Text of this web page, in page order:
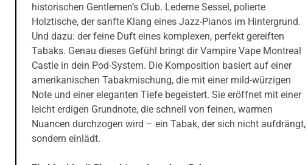
historischen Gentlemen’s Club. Lederne Sessel, polierte
Holztische, der sanfte Klang eines Jazz-Pianos im Hintergrund.
Und dazu: der feine Duft eines komplexen, perfekt gereiften
Tabaks. Genau dieses Gefühl bringt dir Vampire Vape Montreal
Castle in dein Pod-System. Die Komposition basiert auf einer
amerikanischen Tabakmischung, die mit einer mild-würzigen
Note und einer eleganten Tiefe begeistert. Sie eröffnet mit einer
leicht erdigen Grundnote, die schnell von feinen, warmen
Nuancen durchzogen wird – ein Tabak, der sich nicht aufdrängt,
sondern einlädt.